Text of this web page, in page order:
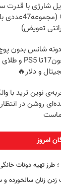
شارژی با قدرت
😉 (مجموعه47عددی با
تعویض)
شانس بدون
آیفون17تا PS5 و طلای
و دلار🔥
نوین ترید با
روشن در انتظار
امروز
تهیه دونات